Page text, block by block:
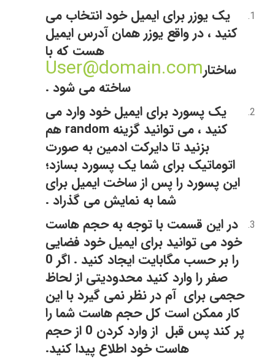
یک یوزر برای ایمیل خود انتخاب می
کنید ، در واقع یوزر همان آدرس ایمیل
هست که با
ساختارUser@domain.com
ساخته می شود .
یک پسورد برای ایمیل خود وارد می
کنید ، می توانید گزینه random هم
بزنید تا دایرکت ادمین به صورت
اتوماتیک برای شما یک پسورد بسازد؛
این پسورد را پس از ساخت ایمیل برای
شما به نمایش می گذراد .
در این قسمت با توجه به حجم هاست
خود می توانید برای ایمیل خود فضایی
را بر حسب مگابایت ایجاد کنید . اگر 0
صفر را وارد کنید محدودیتی از لحاظ
حجمی برای آم در نظر نمی گیرد با این
کار ممکن است کل حجم هاست شما را
پر کند پس قبل از وارد کردن 0 از حجم
هاست خود اطلاع پیدا کنید.